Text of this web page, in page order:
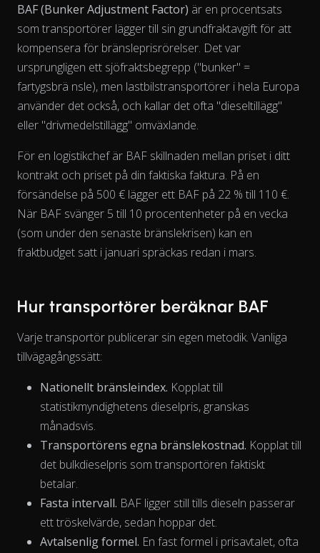
View as data table, Chart
BAF (Bunker Adjustment Factor) är en procentsats
som transportörer lägger till sin grundfraktavgift för att
kompensera för bränsleprisrörelser. Det var
ursprungligen ett sjöfraktsbegrepp ("bunker" =
fartygsbrä nsle), men lastbilstransportörer i hela Europa
använder det också, och kallar det ofta "dieseltillägg"
eller "drivmedelstillägg" omväxlande.
För en logistikchef är BAF skillnaden mellan priset i ditt
kontrakt och priset på din faktiska faktura. På en
försändelse på 500 € lägger ett BAF på 22 % till 110 €.
När BAF svänger 5 till 10 procentenheter på en vecka
(som under den senaste bränslekrisen) kan en
fraktbudget satt i januari spräckas redan i mars.
Hur transportörer beräknar BAF
Varje transportör publicerar sin egen metodik. Vanliga
tillvägagångssätt:
Nationellt bränsleindex. Kopplat till
statistikmyndighetens dieselpris, granskas
månadsvis.
Transportörens egna bränslekostnad. Kopplat till
det bulkdieselpris som transportören faktiskt
betalar.
Fasta intervall. BAF ligger still tills dieseln passerar
ett tröskelvärde, sedan hoppar det.
Avtalsenlig formel. En fast formel i prisavtalet, ofta